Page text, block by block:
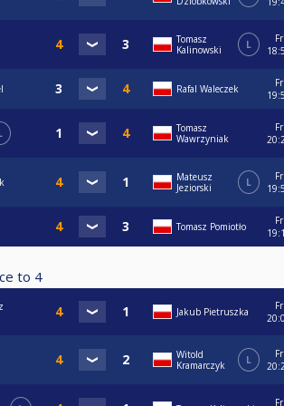
Tomasz
Kalinowski
L
Rafal Waleczek
Tomasz
Wawrzyniak
Mateusz
Jeziorski
L
Tomasz Pomiotło
to 4
Jakub Pietruszka
Witold
Kramarczyk
L